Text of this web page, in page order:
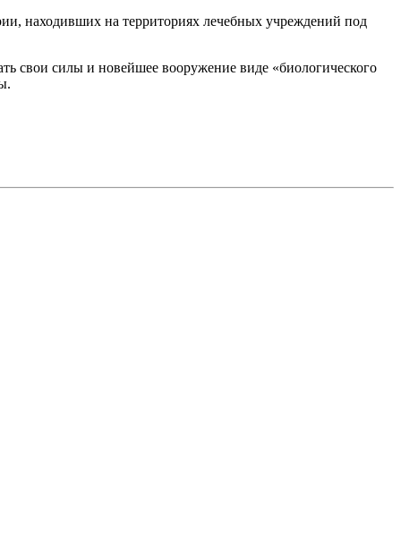
находивших на территориях лечебных учреждений под
свои силы и новейшее вооружение виде «биологического